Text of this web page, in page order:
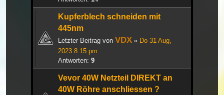
Kupferblech schneiden mit
445nm
Letzter Beitrag von VDX « Do 31 Aug,
2023 8:15 pm
Antworten: 9
Vevor 40W Netzteil DIREKT an
40W Röhre anschliessen ?